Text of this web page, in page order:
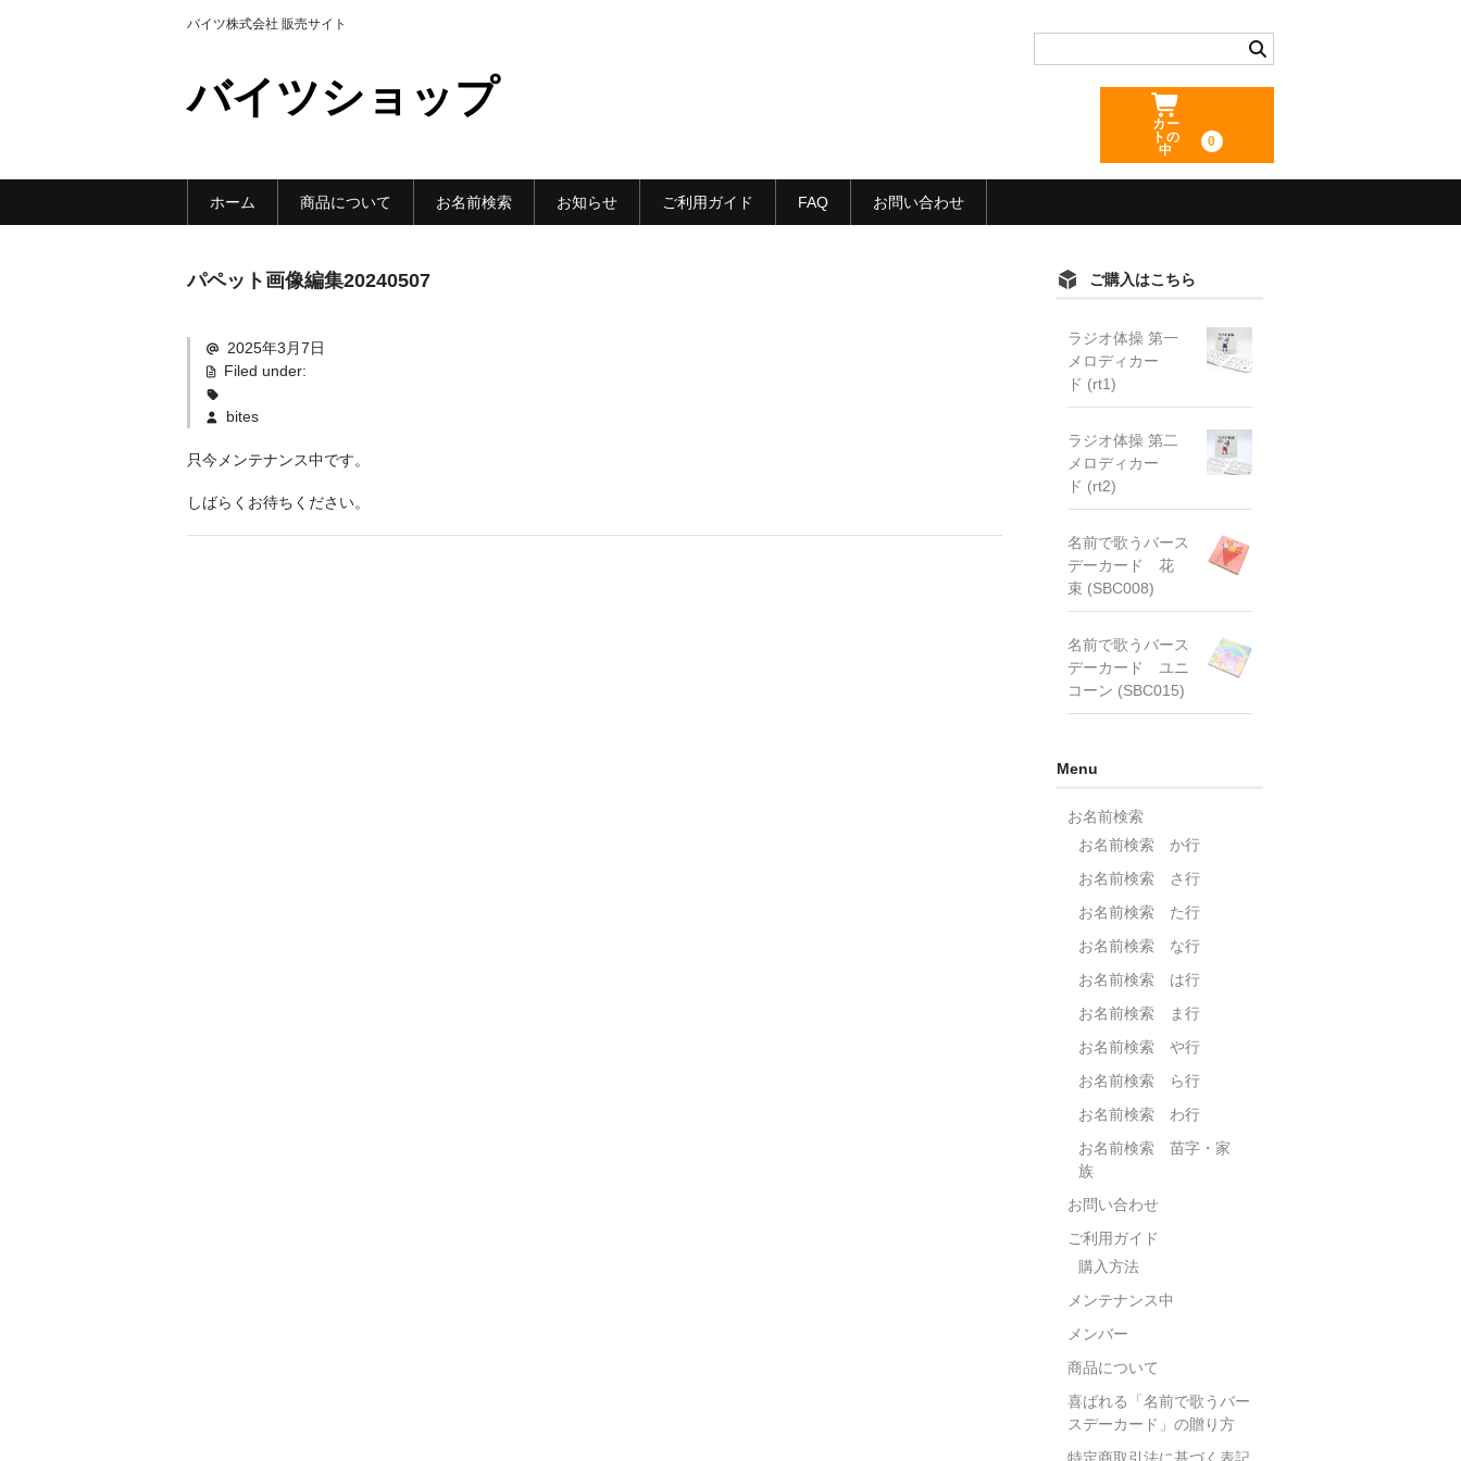
バイツ株式会社 販売サイト
バイツショップ
カー
トの
中
0
ホーム 商品について お名前検索 お知らせ ご利用ガイド FAQ お問い合わせ
パペット画像編集20240507
2025年3月7日
Filed under:
bites
只今メンテナンス中です。
しばらくお待ちください。
ご購入はこちら
ラジオ体操 第一
メロディカー
ド (rt1)
ラジオ体操 第二
メロディカー
ド (rt2)
名前で歌うバース
デーカード 花
束 (SBC008)
名前で歌うバース
デーカード ユニ
コーン (SBC015)
Menu
お名前検索
お名前検索 か行
お名前検索 さ行
お名前検索 た行
お名前検索 な行
お名前検索 は行
お名前検索 ま行
お名前検索 や行
お名前検索 ら行
お名前検索 わ行
お名前検索 苗字・家
族
お問い合わせ
ご利用ガイド
購入方法
メンテナンス中
メンバー
商品について
喜ばれる「名前で歌うバー
スデーカード」の贈り方
特定商取引法に基づく表記